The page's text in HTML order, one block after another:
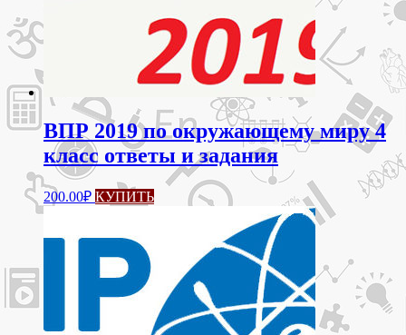
ВПР 2019 по окружающему миру 4
класс ответы и задания
200.00₽ КУПИТЬ